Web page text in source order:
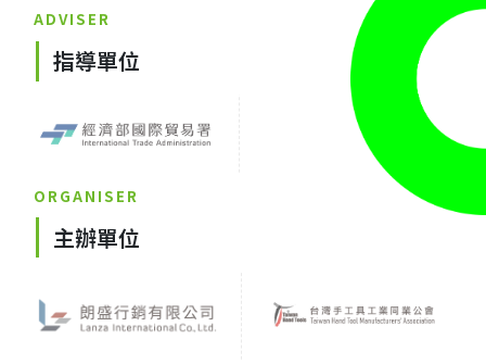
ADVISER
指導單位
ORGANISER
主辦單位